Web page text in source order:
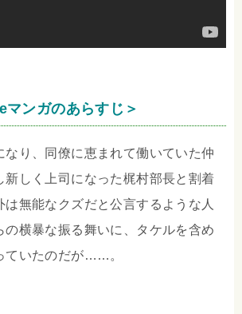
マンガのあらすじ＞
なり、同僚に恵まれて働いていた仲
新しく上司になった梶村部長と割着
は無能なクズだと公言するような人
の横暴な振る舞いに、タケルを含め
ていたのだが……。